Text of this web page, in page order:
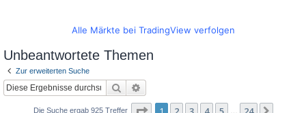
Alle Märkte bei TradingView verfolgen
Unbeantwortete Themen
Zur erweiterten Suche
Suche
Die Suche ergab 925 Treffer Seite 1von 24